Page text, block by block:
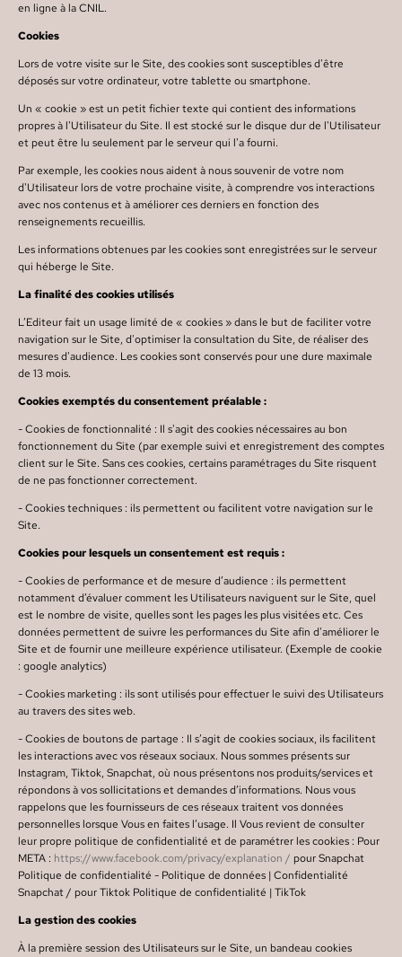
en ligne à la CNIL.
Cookies
Lors de votre visite sur le Site, des cookies sont susceptibles d'être
déposés sur votre ordinateur, votre tablette ou smartphone.
Un « cookie » est un petit fichier texte qui contient des informations
propres à l'Utilisateur du Site. Il est stocké sur le disque dur de l'Utilisateur
et peut être lu seulement par le serveur qui l'a fourni.
Par exemple, les cookies nous aident à nous souvenir de votre nom
d'Utilisateur lors de votre prochaine visite, à comprendre vos interactions
avec nos contenus et à améliorer ces derniers en fonction des
renseignements recueillis.
Les informations obtenues par les cookies sont enregistrées sur le serveur
qui héberge le Site.
La finalité des cookies utilisés
L’Editeurfait un usage limité de « cookies » dans le but de faciliter votre
navigation sur le Site, d'optimiser la consultation du Site, de réaliser des
mesures d'audience. Les cookies sont conservés pour une dure maximale
de 13 mois.
Cookies exemptés du consentement préalable :
- Cookies de fonctionnalité : Il s'agit des cookies nécessaires au bon
fonctionnement du Site (par exemple suivi et enregistrement des comptes
client sur le Site. Sans ces cookies, certains paramétrages du Site risquent
de ne pas fonctionner correctement.
- Cookies techniques : ils permettent ou facilitent votre navigation sur le
Site.
Cookies pour lesquels un consentement est requis :
- Cookies de performance et de mesure d’audience : ils permettent
notamment d’évaluer comment les Utilisateurs naviguent sur le Site, quel
est le nombre de visite, quelles sont les pages les plus visitées etc. Ces
données permettent de suivre les performances du Site afin d'améliorer le
Site et de fournir une meilleure expérience utilisateur. (Exemple de cookie
: google analytics)
- Cookies marketing : ils sont utilisés pour effectuer le suivi des Utilisateurs
au travers des sites web.
- Cookies de boutons de partage : Il s’agit de cookies sociaux, ils facilitent
les interactions avec vos réseaux sociaux. Nous sommes présents sur
Instagram, Tiktok, Snapchat, où nous présentons nos produits/services et
répondons à vos sollicitations et demandes d’informations. Nous vous
rappelons que les fournisseurs de ces réseaux traitent vos données
personnelles lorsque Vous en faites l’usage. Il Vous revient de consulter
leur propre politique de confidentialité et de paramétrer les cookies : Pour
META : https://www.facebook.com/privacy/explanation / pour Snapchat
Politique de confidentialité - Politique de données | Confidentialité
Snapchat / pour Tiktok Politique de confidentialité | TikTok
La gestion des cookies
À la première session des Utilisateurs sur le Site, un bandeau cookies